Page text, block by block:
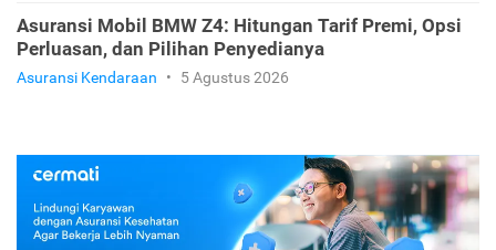
Asuransi Mobil BMW Z4: Hitungan Tarif Premi, Opsi
Perluasan, dan Pilihan Penyedianya
Asuransi Kendaraan • 5 Agustus 2026